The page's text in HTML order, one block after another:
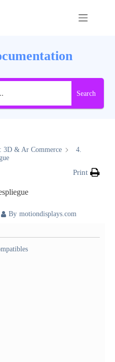
Search
3D & Ar Commerce
4.
Print
By motiondisplays.com